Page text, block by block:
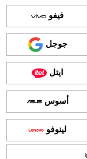
فيفو
جوجل
ايتل
أسوس
لينوفو